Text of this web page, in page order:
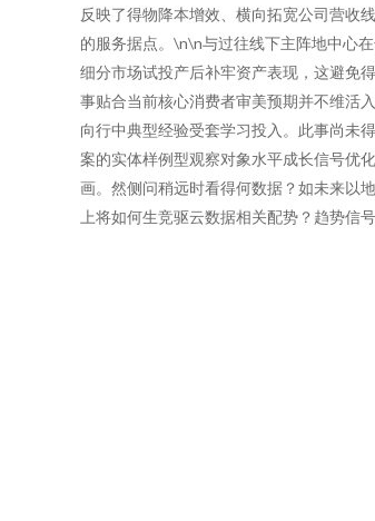
反映了得物降本增效、横向拓宽公司营收
的服务据点。\n\n与过往线下主阵地中心
细分市场试投产后补牢资产表现，这避免
事贴合当前核心消费者审美预期并不维活
向行中典型经验受套学习投入。此事尚未
案的实体样例型观察对象水平成长信号优
画。然侧问稍远时看得何数据？如未来以
上将如何生竞驱云数据相关配势？趋势信